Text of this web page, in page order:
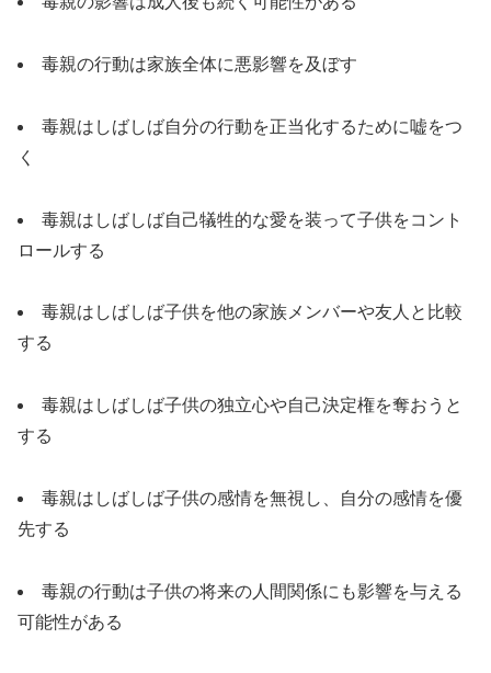
毒親の行動は家族全体に悪影響を及ぼす
毒親はしばしば自分の行動を正当化するために嘘をつ
く
毒親はしばしば自己犠牲的な愛を装って子供をコント
ロールする
毒親はしばしば子供を他の家族メンバーや友人と比較
する
毒親はしばしば子供の独立心や自己決定権を奪おうと
する
毒親はしばしば子供の感情を無視し、自分の感情を優
先する
毒親の行動は子供の将来の人間関係にも影響を与える
可能性がある